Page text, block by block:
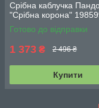
Срібна каблучка
"Срібна корона"
Готово до відправки
1 373 ₴ 2 496 ₴
Купити